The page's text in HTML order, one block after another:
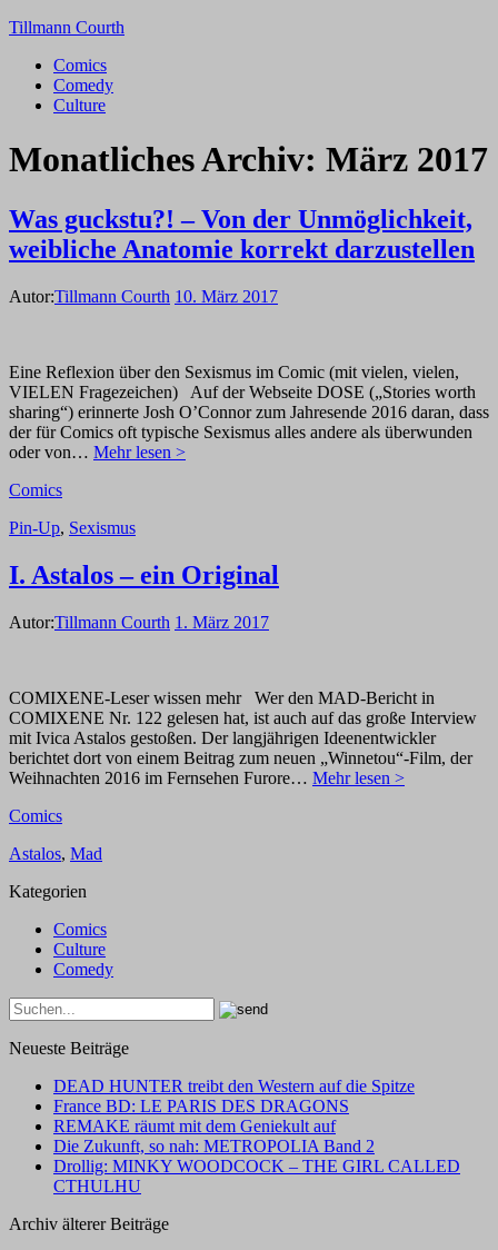
Tillmann Courth
Comics
Comedy
Culture
Monatliches Archiv: März 2017
Was guckstu?! – Von der Unmöglichkeit,
weibliche Anatomie korrekt darzustellen
Autor:Tillmann Courth 10. März 2017
Eine Reflexion über den Sexismus im Comic (mit vielen, vielen,
VIELEN Fragezeichen) Auf der Webseite DOSE („Stories worth
sharing“) erinnerte Josh O’Connor zum Jahresende 2016 daran, dass
der für Comics oft typische Sexismus alles andere als überwunden
oder von… Mehr lesen >
Comics
Pin-Up, Sexismus
I. Astalos – ein Original
Autor:Tillmann Courth 1. März 2017
COMIXENE-Leser wissen mehr Wer den MAD-Bericht in
COMIXENE Nr. 122 gelesen hat, ist auch auf das große Interview
mit Ivica Astalos gestoßen. Der langjährigen Ideenentwickler
berichtet dort von einem Beitrag zum neuen „Winnetou“-Film, der
Weihnachten 2016 im Fernsehen Furore… Mehr lesen >
Comics
Astalos, Mad
Kategorien
Comics
Culture
Comedy
Neueste Beiträge
DEAD HUNTER treibt den Western auf die Spitze
France BD: LE PARIS DES DRAGONS
REMAKE räumt mit dem Geniekult auf
Die Zukunft, so nah: METROPOLIA Band 2
Drollig: MINKY WOODCOCK – THE GIRL CALLED
CTHULHU
Archiv älterer Beiträge